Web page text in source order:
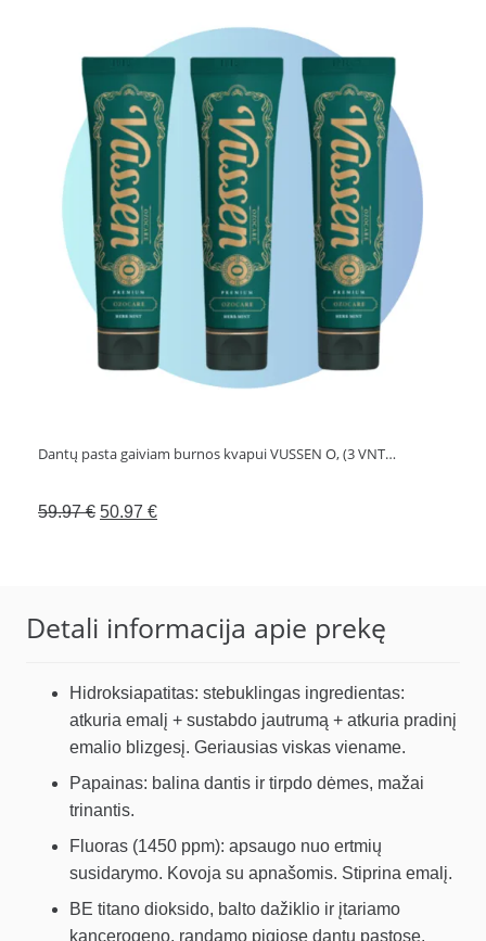
Dantų pasta gaiviam burnos kvapui VUSSEN O, (3 VNT…
59.97€ Original
50.97 €Current
Detali informacija apie prekę
Hidroksiapatitas: stebuklingas ingredientas:
atkuria emalį + sustabdo jautrumą + atkuria pradinį
emalio blizgesį. Geriausias viskas viename.
Papainas: balina dantis ir tirpdo dėmes, mažai
trinantis.
Fluoras (1450 ppm): apsaugo nuo ertmių
susidarymo. Kovoja su apnašomis. Stiprina emalį.
BE titano dioksido, balto dažiklio ir įtariamo
kancerogeno, randamo pigiose dantų pastose.